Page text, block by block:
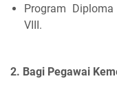
Program
VIII.
2. Bagi Pegawai